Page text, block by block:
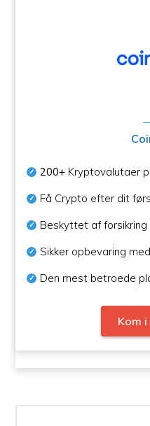
200+ Kryptovalutaer
Få Crypto efter dit
Beskyttet af forsikring
Sikker opbevaring
Den mest betroede
Kom